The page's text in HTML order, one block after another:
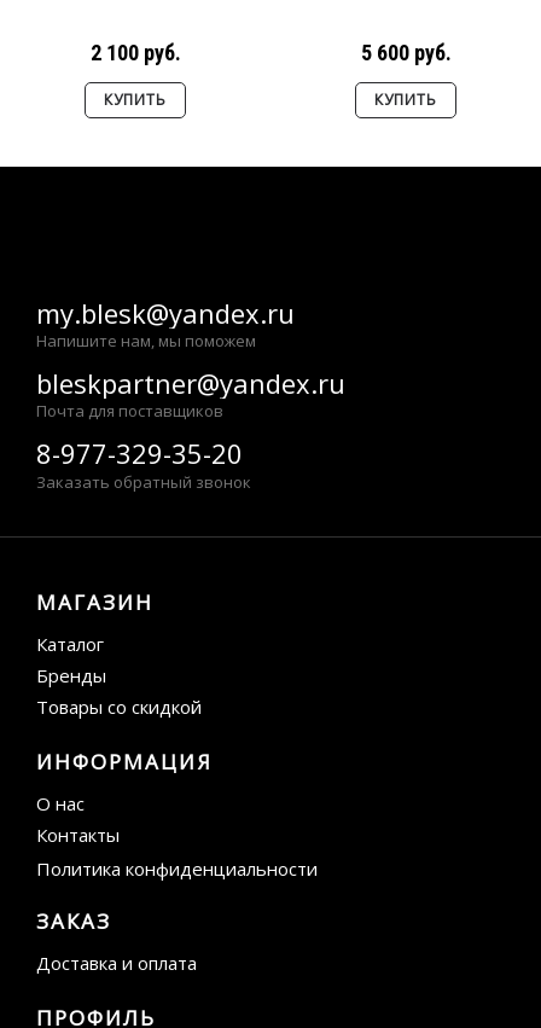
2 100 руб.
КУПИТЬ
5 600 руб.
КУПИТЬ
my.blesk@yandex.ru
Напишите нам, мы поможем
bleskpartner@yandex.ru
Почта для поставщиков
8-977-329-35-20
Заказать обратный звонок
МАГАЗИН
Каталог
Бренды
Товары со скидкой
ИНФОРМАЦИЯ
О нас
Контакты
Политика конфиденциальности
ЗАКАЗ
Доставка и оплата
ПРОФИЛЬ